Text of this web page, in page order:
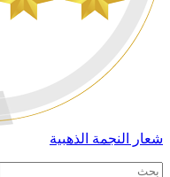
شعار النجمة الذهبية